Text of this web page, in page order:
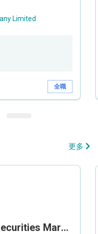
Limited
全職
更多
證券交易員 (Dealer - Securities Market)